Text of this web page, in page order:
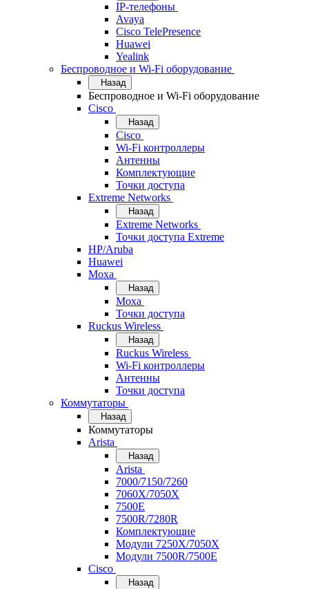
IP-телефоны
Avaya
Cisco TelePresence
Huawei
Yealink
Беспроводное и Wi-Fi оборудование
Назад
Беспроводное и Wi-Fi оборудование
Cisco
Назад
Cisco
Wi-Fi контроллеры
Антенны
Комплектующие
Точки доступа
Extreme Networks
Назад
Extreme Networks
Точки доступа Extreme
HP/Aruba
Huawei
Moxa
Назад
Moxa
Точки доступа
Ruckus Wireless
Назад
Ruckus Wireless
Wi-Fi контроллеры
Антенны
Точки доступа
Коммутаторы
Назад
Коммутаторы
Arista
Назад
Arista
7000/7150/7260
7060X/7050X
7500E
7500R/7280R
Комплектующие
Модули 7250X/7050X
Модули 7500R/7500E
Cisco
Назад